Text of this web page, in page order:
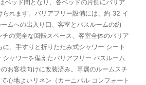
ベッド間となり、各ベッドの片側にバリア
られます。バリアフリー設備には、約 32 イ
ムへの出入り口、客室とバスルームの約
の完全な回転スペース、客室全体のバリア
に、手すりと折りたたみ式シャワー シート
シャワーを備えたバリアフリー バスルーム
お客様向けに改装済み。専属のルームスチ
心地よいリネン（カーニバル コンフォート